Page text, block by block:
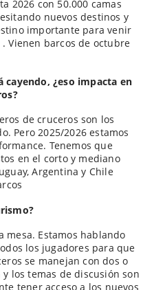
2026 con 50.000 camas
nuevos destinos y
importante para venir
Vienen barcos de octubre
¿eso impacta en
de cruceros son los
Pero 2025/2026 estamos
Tenemos que
en el corto y mediano
Argentina y Chile
mesa. Estamos hablando
los jugadores para que
se manejan con dos o
los temas de discusión son
tener acceso a los nuevos